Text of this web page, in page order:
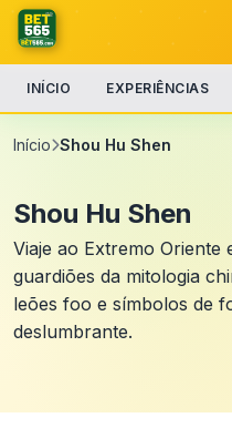
INÍCIO EXPERIÊNCIAS
Início Shou Hu Shen
Shou Hu Shen
Viaje ao Extremo Oriente
guardiões da mitologia
leões foo e símbolos de
deslumbrante.